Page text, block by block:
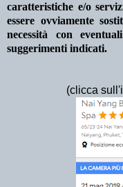
caratteristiche e/o
essere ovviamente
necessità con
suggerimenti indicati.
(clicca